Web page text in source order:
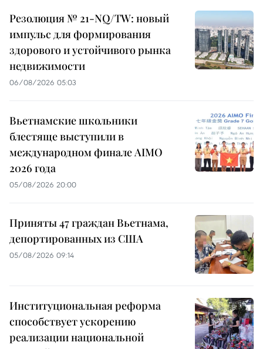
Резолюция № 21-NQ/TW: новый
импульс для формирования
здорового и устойчивого рынка
недвижимости
06/08/2026 05:03
Вьетнамские школьники
блестяще выступили в
международном финале AIMO
2026 года
05/08/2026 20:00
Приняты 47 граждан Вьетнама,
депортированных из США
05/08/2026 09:14
Институциональная реформа
способствует ускорению
реализации национальной